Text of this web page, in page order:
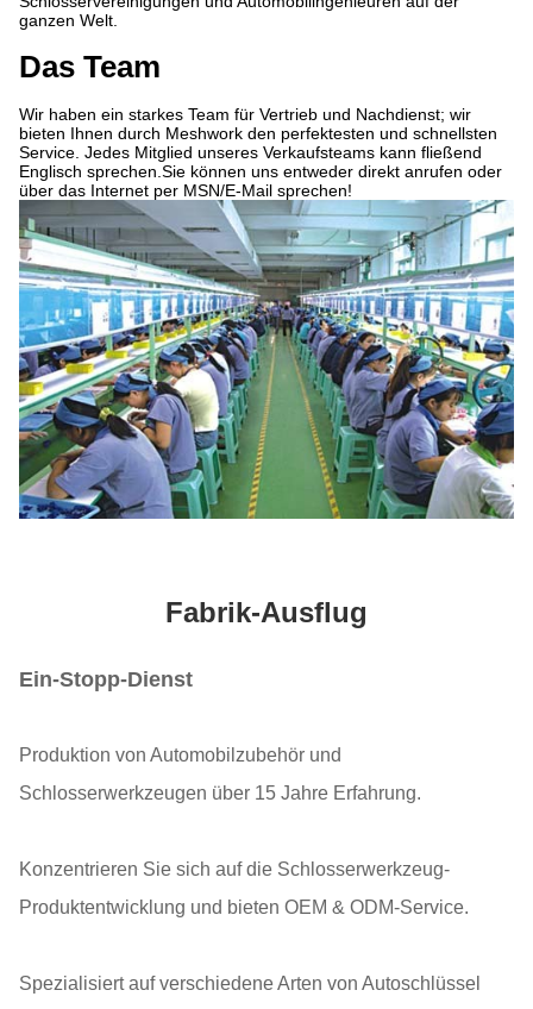
ganzen Welt.
Das Team
Wir haben ein starkes Team für Vertrieb und Nachdienst; wir
bieten Ihnen durch Meshwork den perfektesten und schnellsten
Service. Jedes Mitglied unseres Verkaufsteams kann fließend
Englisch sprechen.Sie können uns entweder direkt anrufen oder
über das Internet per MSN/E-Mail sprechen!
Fabrik-Ausflug
Ein-Stopp-Dienst
Produktion von Automobilzubehör und
Schlosserwerkzeugen über 15 Jahre Erfahrung.
Konzentrieren Sie sich auf die Schlosserwerkzeug-
Produktentwicklung und bieten OEM & ODM-Service.
Spezialisiert auf verschiedene Arten von Autoschlüssel